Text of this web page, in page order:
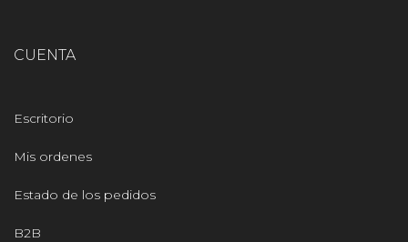
CUENTA
Escritorio
Mis ordenes
Estado de los pedidos
B2B